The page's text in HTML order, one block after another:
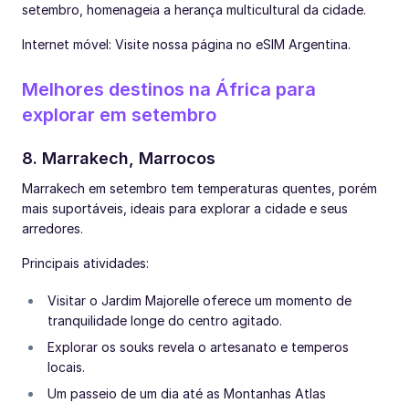
setembro, homenageia a herança multicultural da cidade.
Internet móvel: Visite nossa página no eSIM Argentina.
Melhores destinos na África para
explorar em setembro
8. Marrakech, Marrocos
Marrakech em setembro tem temperaturas quentes, porém
mais suportáveis, ideais para explorar a cidade e seus
arredores.
Principais atividades:
Visitar o Jardim Majorelle oferece um momento de
tranquilidade longe do centro agitado.
Explorar os souks revela o artesanato e temperos
locais.
Um passeio de um dia até as Montanhas Atlas